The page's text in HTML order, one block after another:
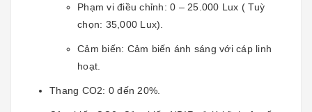
Phạm vi điều chỉnh: 0 – 25.000 Lux ( Tuỳ
chọn: 35,000 Lux).
Cảm biến: Cảm biến ánh sáng với cáp linh
hoạt.
Thang CO2: 0 đến 20%.